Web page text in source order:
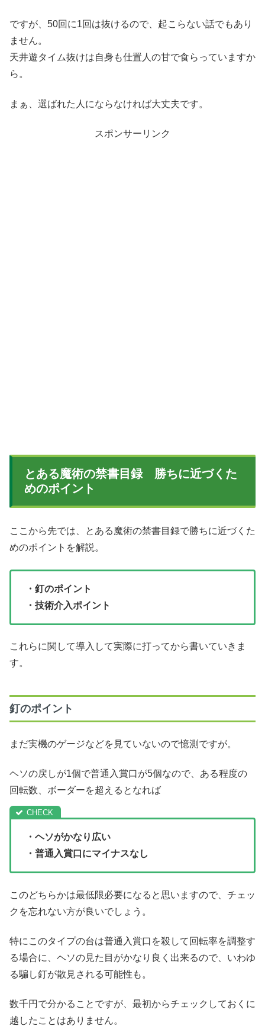
ですが、50回に1回は抜けるので、起こらない話でもあり
ません。
天井遊タイム抜けは自身も仕置人の甘で食らっていますか
ら。
まぁ、選ばれた人にならなければ大丈夫です。
スポンサーリンク
とある魔術の禁書目録 勝ちに近づくた
めのポイント
ここから先では、とある魔術の禁書目録で勝ちに近づくた
めのポイントを解説。
・釘のポイント
・技術介入ポイント
これらに関して導入して実際に打ってから書いていきま
す。
釘のポイント
まだ実機のゲージなどを見ていないので憶測ですが。
ヘソの戻しが1個で普通入賞口が5個なので、ある程度の
回転数、ボーダーを超えるとなれば
・ヘソがかなり広い
・普通入賞口にマイナスなし
このどちらかは最低限必要になると思いますので、チェッ
クを忘れない方が良いでしょう。
特にこのタイプの台は普通入賞口を殺して回転率を調整す
る場合に、ヘソの見た目がかなり良く出来るので、いわゆ
る騙し釘が散見される可能性も。
数千円で分かることですが、最初からチェックしておくに
越したことはありません。